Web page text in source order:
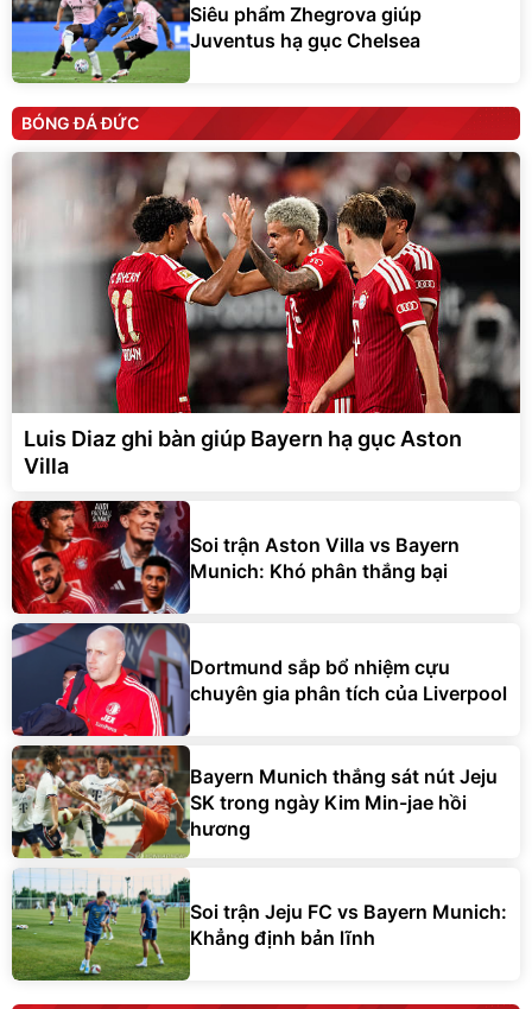
Siêu phẩm Zhegrova giúp
Juventus hạ gục Chelsea
BÓNG ĐÁ ĐỨC
Luis Diaz ghi bàn giúp Bayern hạ gục Aston
Villa
Soi trận Aston Villa vs Bayern
Munich: Khó phân thắng bại
Dortmund sắp bổ nhiệm cựu
chuyên gia phân tích của Liverpool
Bayern Munich thắng sát nút Jeju
SK trong ngày Kim Min-jae hồi
hương
Soi trận Jeju FC vs Bayern Munich:
Khẳng định bản lĩnh